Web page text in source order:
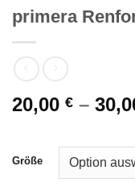
primera
20,00 € –
Größe